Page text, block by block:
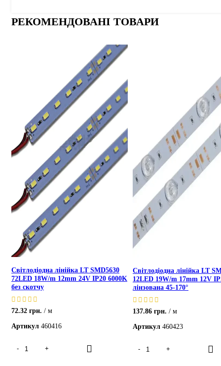
РЕКОМЕНДОВАНІ ТОВАРИ
Світлодіодна лінійка LT SMD5630
72LED 18W/m 12mm 24V IP20 6000K
без скотчу
72.32 грн.
м
Артикул 460416
Світлодіодна лінійка LT
12LED 19W/m 17mm 12V
лінзована 45-170°
137.86 грн.
м
Артикул 460423